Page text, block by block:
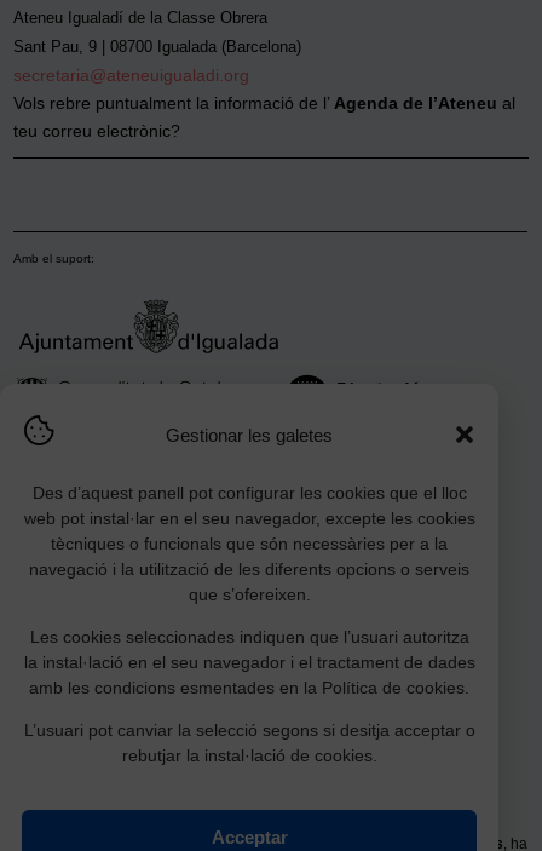
Gestionar les galetes
Des d’aquest panell pot configurar les cookies que el lloc
web pot instal·lar en el seu navegador, excepte les cookies
tècniques o funcionals que són necessàries per a la
navegació i la utilització de les diferents opcions o serveis
que s’ofereixen.
Les cookies seleccionades indiquen que l’usuari autoritza
la instal·lació en el seu navegador i el tractament de dades
amb les condicions esmentades en la Política de cookies.
L’usuari pot canviar la selecció segons si desitja acceptar o
rebutjar la instal·lació de cookies.
Acceptar
Ateneu Igualadí de la Classe Obrera
Sant Pau, 9 | 08700 Igualada (Barcelona)
secretaria@ateneuigualadi.org
Vols rebre puntualment la informació de l’Agenda de l’Ateneu al
teu correu electrònic?
Amb el suport:
Amb la col·laboració:
Planta baixa Pavelló Germans Garcia Fossas, ha